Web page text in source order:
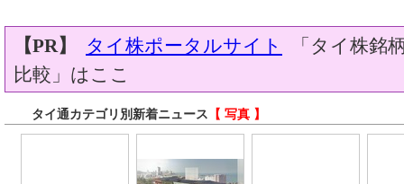
【PR】 タイ株ポータルサイト
「タイ株銘
比較」はここ
タイ通カテゴリ別新着ニュース 【 写真 】